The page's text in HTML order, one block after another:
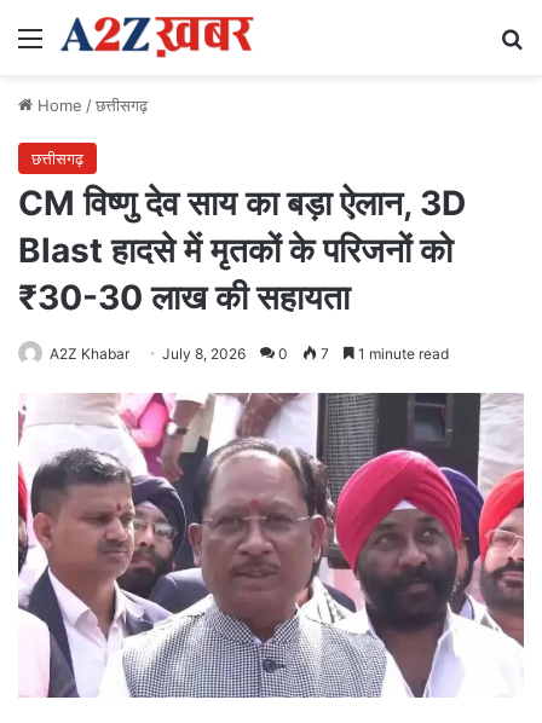
Menu
Home /छत्तीसगढ़
छत्तीसगढ़
CM विष्णु देव साय का बड़ा ऐलान, 3D
Blast हादसे में मृतकों के परिजनों को
₹30-30 लाख की सहायता
A2Z Khabar July 8, 2026 0 7 1 minute read